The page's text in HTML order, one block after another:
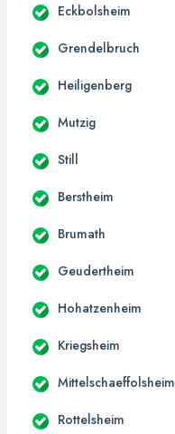
Eckbolsheim
Grendelbruch
Heiligenberg
Mutzig
Still
Berstheim
Brumath
Geudertheim
Hohatzenheim
Kriegsheim
Mittelschaeffolsheim
Rottelsheim